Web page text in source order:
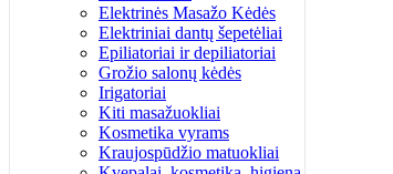
Elektrinės Masažo Kėdės
Elektriniai dantų šepetėliai
Epiliatoriai ir depiliatoriai
Grožio salonų kėdės
Irigatoriai
Kiti masažuokliai
Kosmetika vyrams
Kraujospūdžio matuokliai